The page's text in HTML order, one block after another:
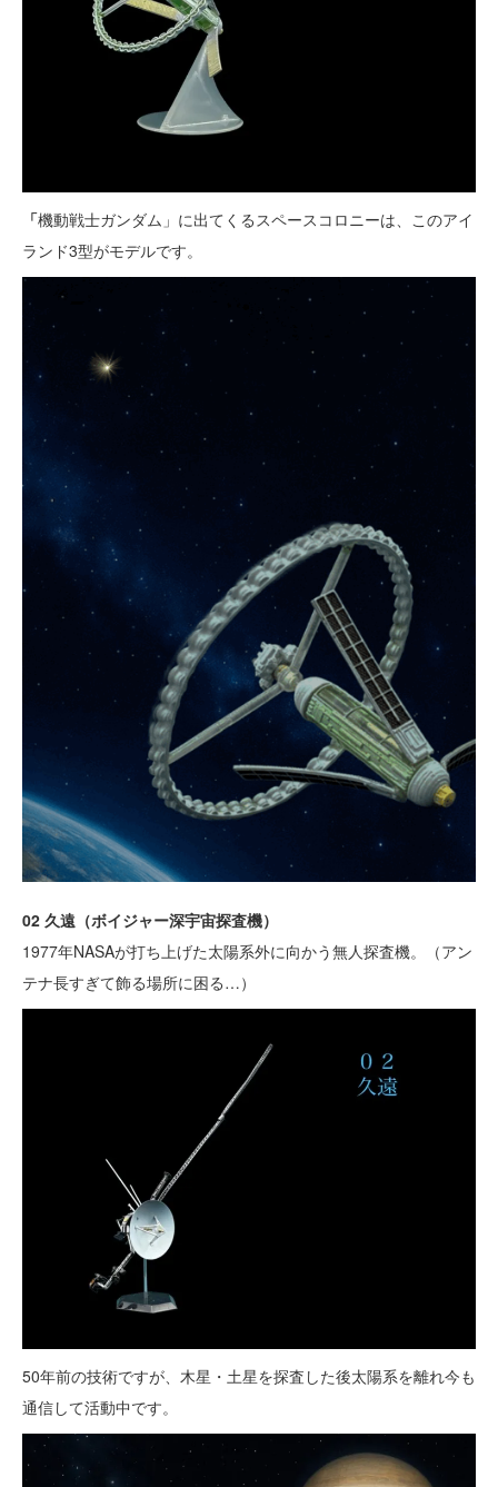
「機動戦士ガンダム」に出てくるスペースコロニーは、このアイ
ランド3型がモデルです。
02 久遠（ボイジャー深宇宙探査機）
1977年NASAが打ち上げた太陽系外に向かう無人探査機。（アン
テナ長すぎて飾る場所に困る…）
50年前の技術ですが、木星・土星を探査した後太陽系を離れ今も
通信して活動中です。